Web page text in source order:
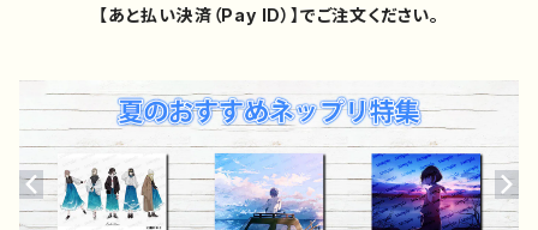
【あと払い決済（Pay ID）】でご注文ください。